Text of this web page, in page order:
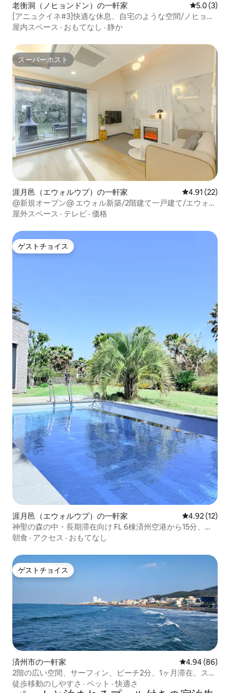
老衡洞（ノヒョンドン）の一軒家 レビュー3
5.0 (3)
[アニュクイネ#3]快適な休息、自宅のような空間/ノヒョ
ン・オゲリの中心街、大型スーパー3分/済州空港15分
屋内スペース · おもてなし · 静か
スーパーホスト
スーパーホスト
涯月邑（エウォルウプ）の一軒家 レビュー22
4.91 (22)
@新規オープン@ エウォル新築/2階建て一戸建て/エウォ
ル・ヒュービレッジ2号/8月、9月はベビーベッド無料/プラ
屋外スペース · テレビ · 価格
ゲストチョイス
ゲストチョイス
涯月邑（エウォルウプ）の一軒家 レビュー12
4.92 (12)
神聖の森の中・長期滞在向け FL 6棟済州空港から15分、貸
切、温水プール、寝室3室、ベッド5台、バスルーム2室、長
朝食 · アクセス · おもてなし
ゲストチョイス
ゲストチョイス
済州市の一軒家 レビュー86件
4.94 (86)
2階の広い空間、サーフィン、ビーチ2分、1ヶ月滞在、スー
パー、散歩コース、ウォンダンボン、海、グルメ、裸足ウ
徒歩移動のしやすさ · ペット ·快適さ